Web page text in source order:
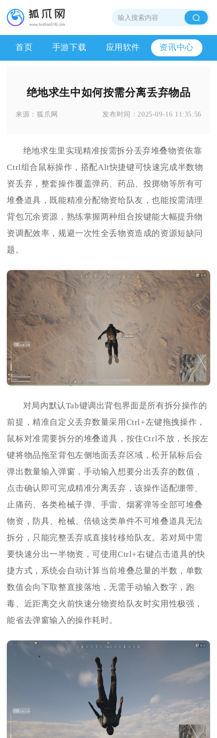
首页 手游下载 应用软件 资讯中心
绝地求生中如何按需分离丢弃物品
来源：狐爪网 发布时间：2025-09-16 11:35:56
绝地求生里实现精准按需拆分丢弃堆叠物资依靠
Ctrl组合鼠标操作，搭配Alt快捷键可快速完成半数物
资丢弃，整套操作覆盖弹药、药品、投掷物等所有可
堆叠道具，既能精准分配物资给队友，也能按需清理
背包冗余资源，熟练掌握两种组合按键能大幅提升物
资调配效率，规避一次性全丢物资造成的资源短缺问
题。
对局内默认Tab键调出背包界面是所有拆分操作的
前提，精准自定义丢弃数量采用Ctrl+左键拖拽操作，
鼠标对准需要拆分的堆叠道具，按住Ctrl不放，长按左
键将物品拖至背包左侧地面丢弃区域，松开鼠标后会
弹出数量输入弹窗，手动输入想要分出丢弃的数值，
点击确认即可完成精准分离丢弃，该操作适配绷带、
止痛药、各类枪械子弹、手雷、烟雾弹等全部可堆叠
物资，防具、枪械、倍镜这类单件不可堆叠道具无法
拆分，只能完整丢弃或直接转移给队友。若对局中需
要快速分出一半物资，可使用Ctrl+右键点击道具的快
捷方式，系统会自动计算当前堆叠总量的半数，单数
数值会向下取整直接落地，无需手动输入数字，跑
毒、近距离交火前快速分物资给队友时实用性极强，
能省去弹窗输入的操作耗时。